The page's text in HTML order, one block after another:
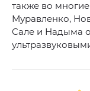
также во
Муравленко,
Сале и Надыма